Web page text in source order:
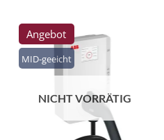
MID-geeicht
Angebot
NICHT VORRÄTIG